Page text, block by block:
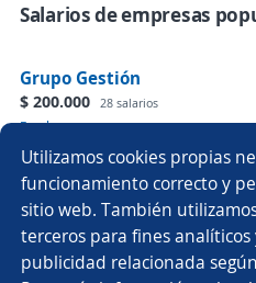
Utilizamos cookies propias
funcionamiento correcto y
sitio web. También
terceros para fines
publicidad relacionada
Salarios de empresas
Grupo Gestión
$ 200.000 28 salarios
Empleos
Volver